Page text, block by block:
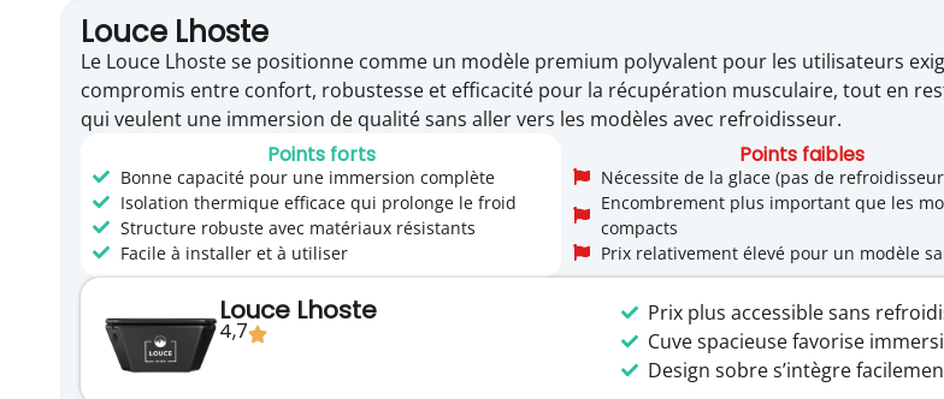
Louce Lhoste
Le Louce Lhoste se positionne comme un modèle premium polyvalent pour les utilisateurs
compromis entre confort, robustesse et efficacité pour la récupération musculaire, tout en
qui veulent une immersion de qualité sans aller vers les modèles avec refroidisseur.
Points forts
Bonne capacité pour une immersion complète
Isolation thermique efficace qui prolonge le froid
Structure robuste avec matériaux résistants
Facile à installer et à utiliser
Points faibles
Nécessite de la glace (pas de
Encombrement plus important que les
compacts
Prix relativement élevé pour un modèle
Louce Lhoste
4,7
Prix plus accessible sans
Cuve spacieuse favorise
Design sobre s’intègre